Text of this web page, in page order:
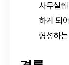
사무실
하게 되
형성하